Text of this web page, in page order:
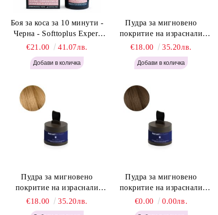
Боя за коса за 10 минути -
Черна - Softtoplus Expert
Woman Black 400мл
€21.00 41.07лв.
Пудра за мигновено
покритие на израснали
корени Светло Русо - Labor
Pro Instant Retouch Powder -
Light Blonde H646
€18.00 35.20лв.
Пудра за мигновено
покритие на израснали
корени Русо - Labor Pro
Instant Retouch Powder -
€18.00 35.20лв.
Пудра за мигновено
покритие на израснали
корени Светло Кафяво -
Labor Pro Instant Retouch
€0.00 0.00лв.